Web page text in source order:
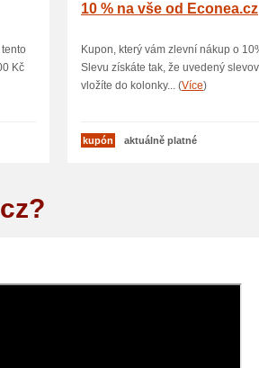
Kč
10 % na vše od Econea.cz
Kupon, který vám zlevní nákup o
Slevu získáte tak, že uvedený
vložíte do kolonky... (Více)
kupón aktuálně platné